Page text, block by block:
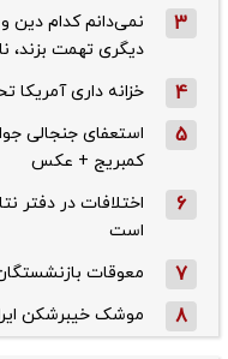
3
نمی‌دانم کدام دین
دیگری تهمت بزند،
4 خزانه داری آمریکا
5
استعفای جنجالی
کمبریج + عکس
6
اختلافات در دفتر
است
7 معوقات
8 موشک خیبرشکن